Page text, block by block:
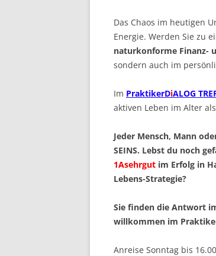
Das Chaos im heutigen
Energie. Werden Sie zu
naturkonforme Finanz-
sondern auch im
Im PraktikerDiALOG
aktiven Leben im Alter
Jeder Mensch, Mann
SEINS. Lebst du noch
1Asehrgut im Erfolg in
Lebens-Strategie?
Sie finden die Antwort
willkommen im
Anreise Sonntag bis